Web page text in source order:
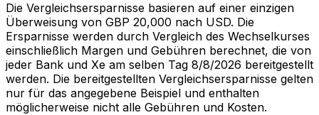
Die Vergleichsersparnisse basieren auf einer einzigen
Überweisung von GBP 20,000 nach USD. Die
Ersparnisse werden durch Vergleich des Wechselkurses
einschließlich Margen und Gebühren berechnet, die von
jeder Bank und Xe am selben Tag 8/8/2026 bereitgestellt
werden. Die bereitgestellten Vergleichsersparnisse gelten
nur für das angegebene Beispiel und enthalten
möglicherweise nicht alle Gebühren und Kosten.